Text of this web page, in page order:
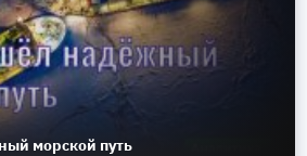
морской путь